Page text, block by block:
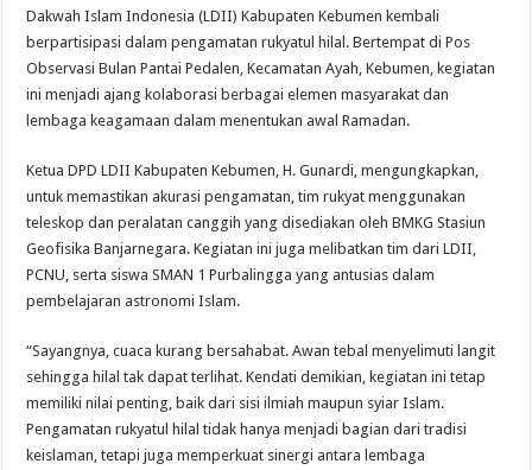
Dakwah Islam Indonesia (LDII) Kabupaten Kebumen kembali
berpartisipasi dalam pengamatan rukyatul hilal. Bertempat di Pos
Observasi Bulan Pantai Pedalen, Kecamatan Ayah, Kebumen, kegiatan
ini menjadi ajang kolaborasi berbagai elemen masyarakat dan
lembaga keagamaan dalam menentukan awal Ramadan.
Ketua DPD LDII Kabupaten Kebumen, H. Gunardi, mengungkapkan,
untuk memastikan akurasi pengamatan, tim rukyat menggunakan
teleskop dan peralatan canggih yang disediakan oleh BMKG Stasiun
Geofisika Banjarnegara. Kegiatan ini juga melibatkan tim dari LDII,
PCNU, serta siswa SMAN 1 Purbalingga yang antusias dalam
pembelajaran astronomi Islam.
“Sayangnya, cuaca kurang bersahabat. Awan tebal menyelimuti langit
sehingga hilal tak dapat terlihat. Kendati demikian, kegiatan ini tetap
memiliki nilai penting, baik dari sisi ilmiah maupun syiar Islam.
Pengamatan rukyatul hilal tidak hanya menjadi bagian dari tradisi
keislaman, tetapi juga memperkuat sinergi antara lembaga